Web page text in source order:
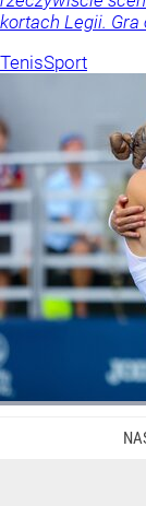
kortach Legii. Gra
TenisSport